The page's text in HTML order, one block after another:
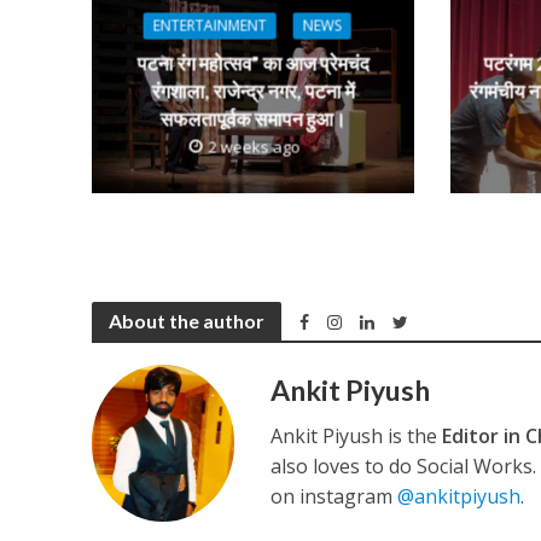
कुलदीप कुमार की
‘शेल्टर होम’ के एक
p
p
o
k
m g
ENTERTAINMENT NEWS
पटना रंग महोत्सव” का आज प्रेमचंद
रंगशाला, राजेन्द्र नगर, पटना में
सफलतापूर्वक समापन हुआ।
2 weeks ago
पटरंगम
रंगमंचीय
About the author
Ankit Piyush
Ankit Piyush is the Editor in
also loves to do Social
on instagram@ankitpiyush.